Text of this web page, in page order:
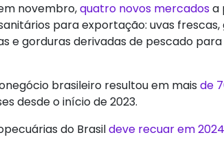
novembro,quatro novos mercadosa
para exportação: uvas frescas,
e gorduras derivadas de pescado
brasileiro resultou em mais de
desde o início de 2023.
do Brasildeve recuar em